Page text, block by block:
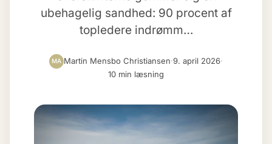
ubehagelig sandhed: 90 procent af
topledere indrømm…
MA Martin Mensbo Christiansen·9. april 2026·
10 min læsning